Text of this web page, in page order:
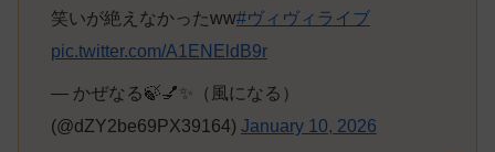
笑いが絶えなかったww#ヴィヴィライブ
pic.twitter.com/A1ENEldB9r
— かぜなる🍃💅✨（風になる）
(@dZY2be69PX39164) January 10, 2026